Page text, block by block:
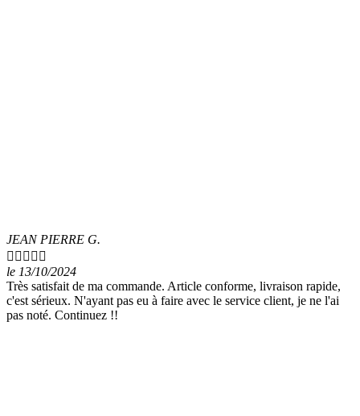
JEAN PIERRE G.
    
le 13/10/2024
Très satisfait de ma commande. Article conforme, livraison rapide,
c'est sérieux. N'ayant pas eu à faire avec le service client, je ne l'ai
pas noté. Continuez !!